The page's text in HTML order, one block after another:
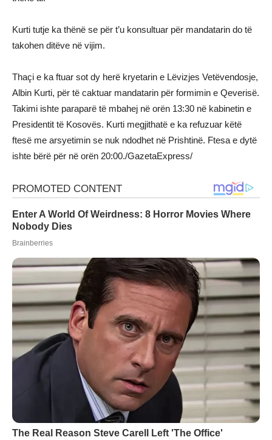
Kurti tutje ka thënë se për t’u konsultuar për mandatarin do të
takohen ditëve në vijim.
Thaçi e ka ftuar sot dy herë kryetarin e Lëvizjes Vetëvendosje,
Albin Kurti, për të caktuar mandatarin për formimin e Qeverisë.
Takimi ishte paraparë të mbahej në orën 13:30 në kabinetin e
Presidentit të Kosovës. Kurti megjithatë e ka refuzuar këtë
ftesë me arsyetimin se nuk ndodhet në Prishtinë. Ftesa e dytë
ishte bërë për në orën 20:00./GazetaExpress/